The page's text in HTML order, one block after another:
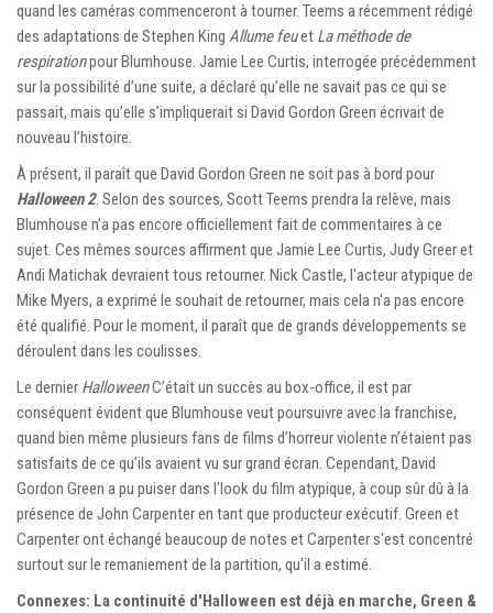
quand les caméras commenceront à tourner. Teems a récemment rédigé
des adaptations de Stephen King Allume feuet La méthode de
respirationpour Blumhouse. Jamie Lee Curtis, interrogée précédemment
sur la possibilité d’une suite, a déclaré qu’elle ne savait pas ce qui se
passait, mais qu’elle s’impliquerait si David Gordon Green écrivait de
nouveau l’histoire.
À présent, il paraît que David Gordon Green ne soit pas à bord pour
Halloween 2. Selon des sources, Scott Teems prendra la relève, mais
Blumhouse n’a pas encore officiellement fait de commentaires à ce
sujet. Ces mêmes sources affirment que Jamie Lee Curtis, Judy Greer et
Andi Matichak devraient tous retourner. Nick Castle, l'acteur atypique de
Mike Myers, a exprimé le souhait de retourner, mais cela n'a pas encore
été qualifié. Pour le moment, il paraît que de grands développements se
déroulent dans les coulisses.
Le dernier HalloweenC’était un succès au box-office, il est par
conséquent évident que Blumhouse veut poursuivre avec la franchise,
quand bien même plusieurs fans de films d’horreur violente n’étaient pas
satisfaits de ce qu’ils avaient vu sur grand écran. Cependant, David
Gordon Green a pu puiser dans l'look du film atypique, à coup sûr dû à la
présence de John Carpenter en tant que producteur exécutif. Green et
Carpenter ont échangé beaucoup de notes et Carpenter s'est concentré
surtout sur le remaniement de la partition, qu'il a estimé.
Connexes: La continuité d'Halloween est déjà en marche, Green &